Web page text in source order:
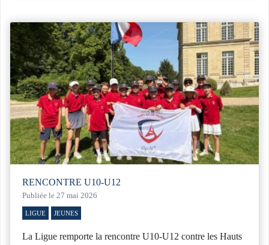
RENCONTRE U10-U12
Publiée le 27 mai 2026
LIGUE JEUNES
La Ligue remporte la rencontre U10-U12 contre les Hauts